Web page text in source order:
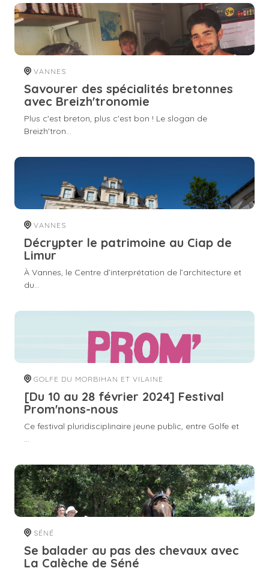
VANNES
Savourer des spécialités bretonnes
avec Breizh'tronomie
Plus c'est breton, plus c'est bon ! Le slogan de
Breizh'tron...
VANNES
Décrypter le patrimoine au Ciap de
Limur
À Vannes, le Centre d’interprétation de l’architecture et
du...
GOLFE DU MORBIHAN ET VILAINE
[Du 10 au 28 février 2024] Festival
Prom'nons-nous
Ce festival pluridisciplinaire jeune public, entre Golfe et
...
SÉNÉ
Se balader au pas des chevaux avec
La Calèche de Séné